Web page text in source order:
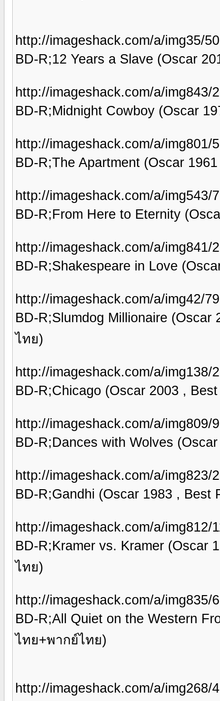
http://imageshack.com/a/img35/
BD-R;12 Years a Slave (Oscar
http://imageshack.com/a/img843/
BD-R;Midnight Cowboy (Oscar
http://imageshack.com/a/img801/
BD-R;The Apartment (Oscar
http://imageshack.com/a/img543/
BD-R;From Here to Eternity
http://imageshack.com/a/img841/
BD-R;Shakespeare in Love
http://imageshack.com/a/img42/
BD-R;Slumdog Millionaire
ไทย)
http://imageshack.com/a/img138/
BD-R;Chicago (Oscar 2003 ,
http://imageshack.com/a/img809/
BD-R;Dances with Wolves
http://imageshack.com/a/img823/
BD-R;Gandhi (Oscar 1983 ,
http://imageshack.com/a/img812/
BD-R;Kramer vs. Kramer (Oscar
ไทย)
http://imageshack.com/a/img835/
BD-R;All Quiet on the Western
ไทย+พากย์ไทย)
http://imageshack.com/a/img268/